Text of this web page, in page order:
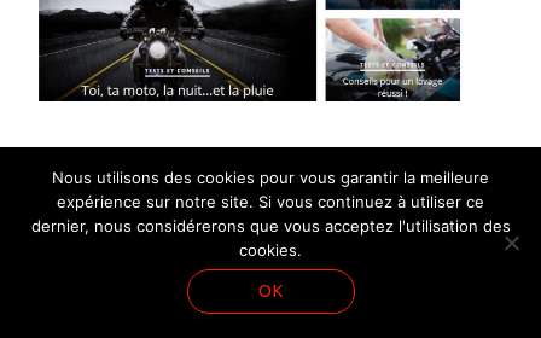
Les articles du blog concernant l’actualité de la
moto en général (championnat de France,
informations insolite, conseils d’entretien…). Le site
en profite d’ailleurs pour réaliser un pont avec son
Nous utilisons des cookies pour vous garantir la meilleure
expérience sur notre site. Si vous continuez à utiliser ce
dernier, nous considérerons que vous acceptez l'utilisation des
cookies.
OK